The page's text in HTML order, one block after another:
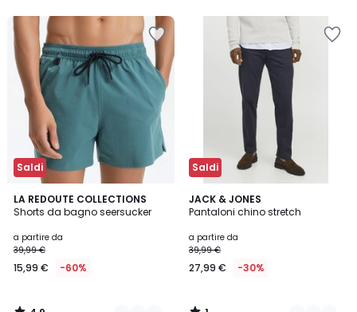
Saldi
LA REDOUTE COLLECTIONS
Shorts da bagno seersucker
a partire da
39,99 €
15,99 € -60%
4,9
/ 5
2
Colori
Saldi
JACK & JONES
Pantaloni chino stretch
a partire da
39,99 €
27,99 € -30%
1
/
2
Colori